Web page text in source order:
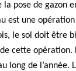
pose de gazon
est une
le sol doit être
cette opération.
long de l’année.